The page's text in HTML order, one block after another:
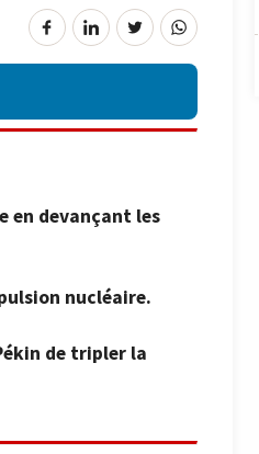
en devançant les
nucléaire.
de tripler la